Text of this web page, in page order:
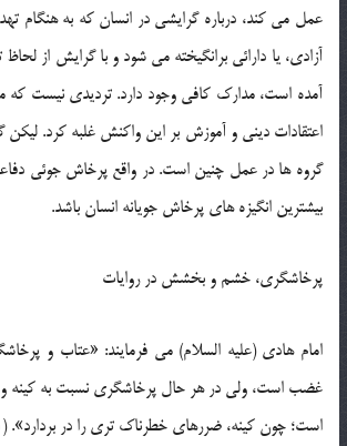
عمل می کند، درباره گرایشی در انسان که به هنگام
آزادی، یا دارائی برانگیخته می شود و با گرایش از
آمده است، مدارک کافی وجود دارد. تردیدی نیست که
اعتقادات دینی و آموزش بر این واکنش غلبه کرد. لیکن
گروه ها در عمل چنین است. در واقع پرخاش جوئی
بیشترین انگیزه های پرخاش جویانه انسان باشد.
پرخاشگری، خشم و بخشش در روایات
امام هادی (عليه السلام) می فرمایند: «عتاب و
غضب است، ولى در هر حال پرخاشگرى نسبت به کینه و
است؛ چون کینه، ضررهاى خطرناک ترى را در بردارد». (1)